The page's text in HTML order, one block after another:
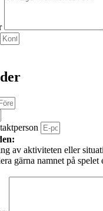
av aktiviteten eller
gärna namnet på